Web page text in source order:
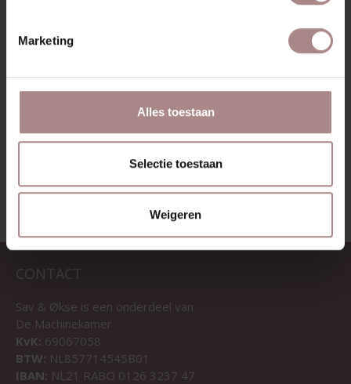
Marketing
Alles toestaan
Selectie toestaan
Weigeren
EBBE FAUTEUIL |
BEKIJK ALLE PRODUCTEN
CONTACT
Sav & Økse is een onderdeel van
De Machinekamer
KvK: 69067058
BTW: NL857714545B01
IBAN: NL21 RABO 0126 3237 47